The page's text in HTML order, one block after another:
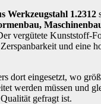
Werkzeugstahl 1.2312
vergütete Kunststoff-
und eine
dort eingesetzt, wo
werden müssen und
gefragt ist.